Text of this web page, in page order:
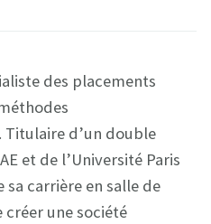
des placements
Titulaire d’un double
et de l’Université Paris
carrière en salle de
créer une société